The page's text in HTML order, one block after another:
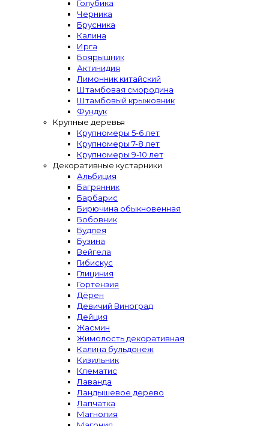
Голубика
Черника
Брусника
Калина
Ирга
Боярышник
Актинидия
Лимонник китайский
Штамбовая смородина
Штамбовый крыжовник
Фундук
Крупные деревья
Крупномеры 5-6 лет
Крупномеры 7-8 лет
Крупномеры 9-10 лет
Декоративные кустарники
Альбиция
Багрянник
Барбарис
Бирючина обыкновенная
Бобовник
Будлея
Бузина
Вейгела
Гибискус
Глициния
Гортензия
Дёрен
Девичий Виноград
Дейция
Жасмин
Жимолость декоративная
Калина бульдонеж
Кизильник
Клематис
Лаванда
Ландышевое дерево
Лапчатка
Магнолия